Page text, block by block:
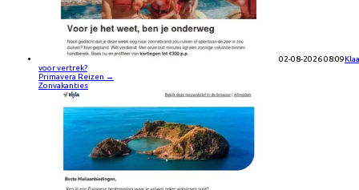
02-08-2026 08:09
voor vertrek?
Primavera Reizen →
Zonvakanties